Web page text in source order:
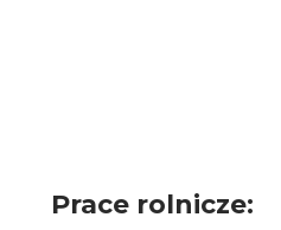
Prace rolnicze: